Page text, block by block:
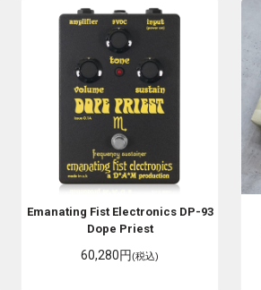
Emanating Fist Electronics DP-93
Dope Priest
60,280円(税込)